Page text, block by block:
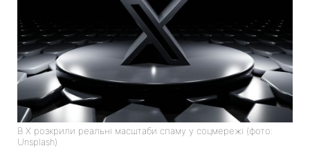
В X розкрили реальні масштаби спаму у соцмережі (фото:
Unsplash)